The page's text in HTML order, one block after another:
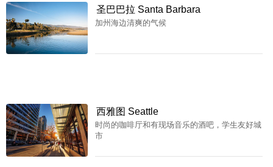
圣巴巴拉 Santa Barbara
加州海边清爽的气候
西雅图 Seattle
时尚的咖啡厅和有现场音乐的酒吧，学生友好城
市